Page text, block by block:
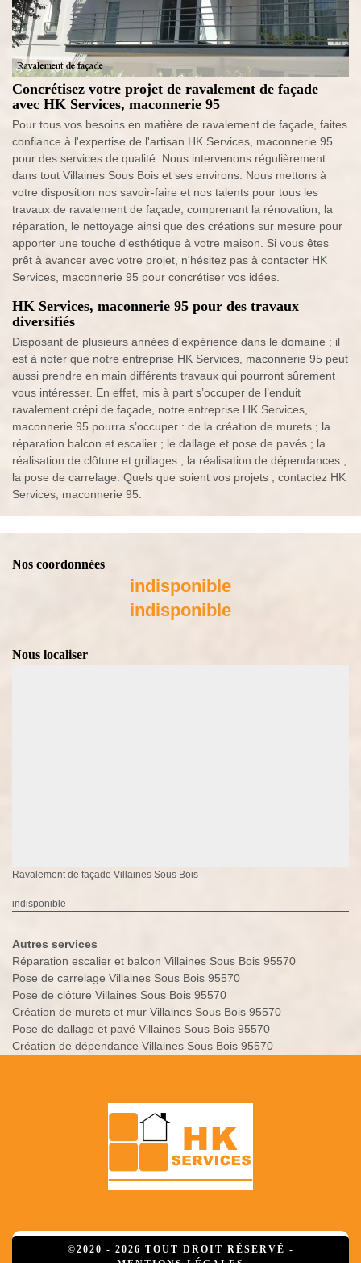
Concrétisez votre projet de ravalement de façade
avec HK Services, maconnerie 95
Pour tous vos besoins en matière de ravalement de façade, faites
confiance à l'expertise de l'artisan HK Services, maconnerie 95
pour des services de qualité. Nous intervenons régulièrement
dans tout Villaines Sous Bois et ses environs. Nous mettons à
votre disposition nos savoir-faire et nos talents pour tous les
travaux de ravalement de façade, comprenant la rénovation, la
réparation, le nettoyage ainsi que des créations sur mesure pour
apporter une touche d'esthétique à votre maison. Si vous êtes
prêt à avancer avec votre projet, n'hésitez pas à contacter HK
Services, maconnerie 95 pour concrétiser vos idées.
HK Services, maconnerie 95 pour des travaux
diversifiés
Disposant de plusieurs années d'expérience dans le domaine ; il
est à noter que notre entreprise HK Services, maconnerie 95 peut
aussi prendre en main différents travaux qui pourront sûrement
vous intéresser. En effet, mis à part s’occuper de l’enduit
ravalement crépi de façade, notre entreprise HK Services,
maconnerie 95 pourra s’occuper : de la création de murets ; la
réparation balcon et escalier ; le dallage et pose de pavés ; la
réalisation de clôture et grillages ; la réalisation de dépendances ;
la pose de carrelage. Quels que soient vos projets ; contactez HK
Services, maconnerie 95.
Nos coordonnées
indisponible
indisponible
Nous localiser
Ravalement de façade Villaines Sous Bois
indisponible
Autres services
Réparation escalier et balcon Villaines Sous Bois 95570
Pose de carrelage Villaines Sous Bois 95570
Pose de clôture Villaines Sous Bois 95570
Création de murets et mur Villaines Sous Bois 95570
Pose de dallage et pavé Villaines Sous Bois 95570
Création de dépendance Villaines Sous Bois 95570
©2020 - 2026 TOUT DROIT RÉSERVÉ -